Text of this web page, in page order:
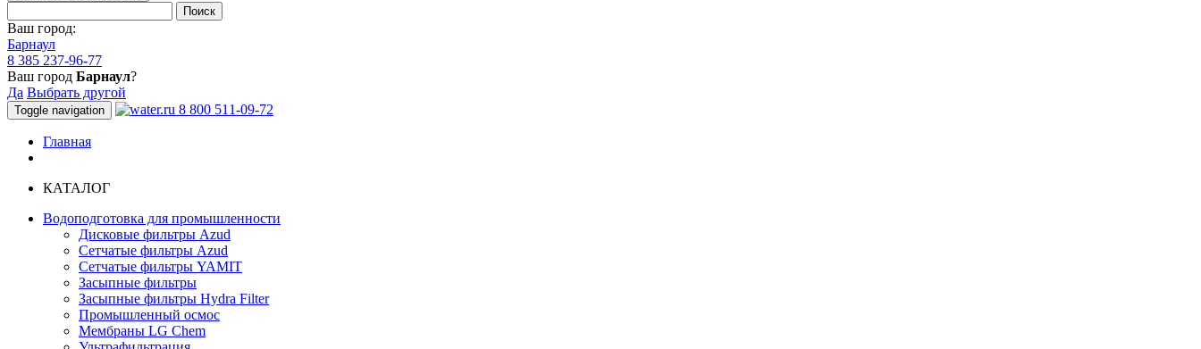
Ваш город:
Барнаул
8 385 237-96-77
Ваш город Барнаул?
Да Выбрать другой
Toggle navigation 8 800 511-09-72
Главная
КАТАЛОГ
Водоподготовка для промышленности
Дисковые фильтры Azud
Сетчатые фильтры Azud
Сетчатые фильтры YAMIT
Засыпные фильтры
Засыпные фильтры Hydra Filter
Промышленный осмос
Мембраны LG Chem